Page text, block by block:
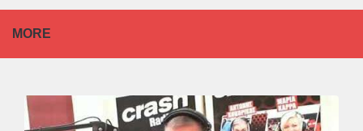
MORE